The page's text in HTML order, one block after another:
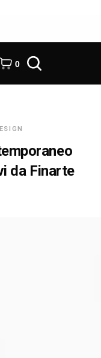
0
da Finarte